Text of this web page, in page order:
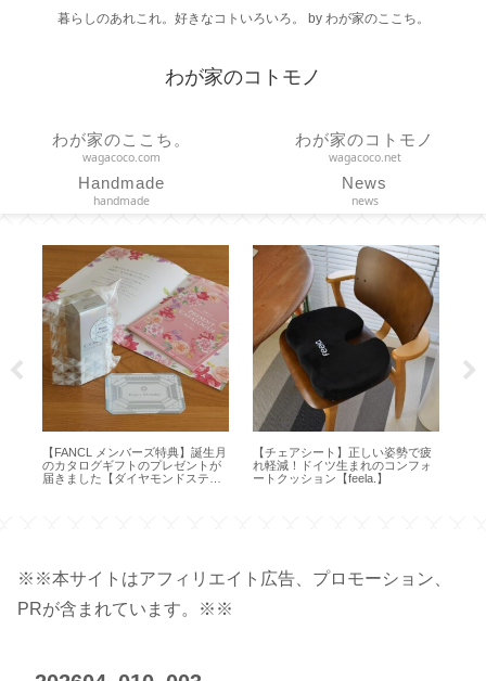
暮らしのあれこれ。好きなコトいろいろ。 by わが家のここち。
わが家のコトモノ
わが家のここち。
wagacoco.com
わが家のコトモノ
wagacoco.net
Handmade
handmade
News
news
【FANCL メンバーズ特典】誕生月
のカタログギフトのプレゼントが
届きました【ダイヤモンドステー
【チェアシート】正しい姿勢で疲
れ軽減！ドイツ生まれのコンフォ
ートクッション【feela.】
【固形ハン
バラナチュ
※※本サイトはアフィリエイト広告、プロモーション、
PRが含まれています。※※